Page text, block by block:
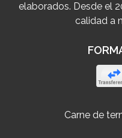
elaborados. Desde el
calidad a
Carne de